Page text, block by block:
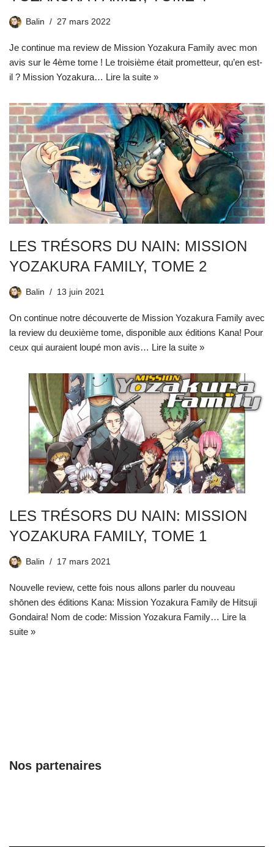
Balin 27 mars 2022
Je continue ma review de Mission Yozakura Family avec mon
avis sur le 4ème tome ! Le troisième était prometteur, qu’en est-
il ? Mission Yozakura… Lire la suite »
LES TRÉSORS DU NAIN: MISSION
YOZAKURA FAMILY, TOME 2
Balin 13 juin 2021
On continue notre découverte de Mission Yozakura Family avec
la review du deuxième tome, disponible aux éditions Kana! Pour
ceux qui auraient loupé mon avis… Lire la suite »
LES TRÉSORS DU NAIN: MISSION
YOZAKURA FAMILY, TOME 1
Balin 17 mars 2021
Nouvelle review, cette fois nous allons parler du nouveau
shōnen des éditions Kana: Mission Yozakura Family de Hitsuji
Gondaira! Nom de code: Mission Yozakura Family… Lire la
suite »
Nos partenaires